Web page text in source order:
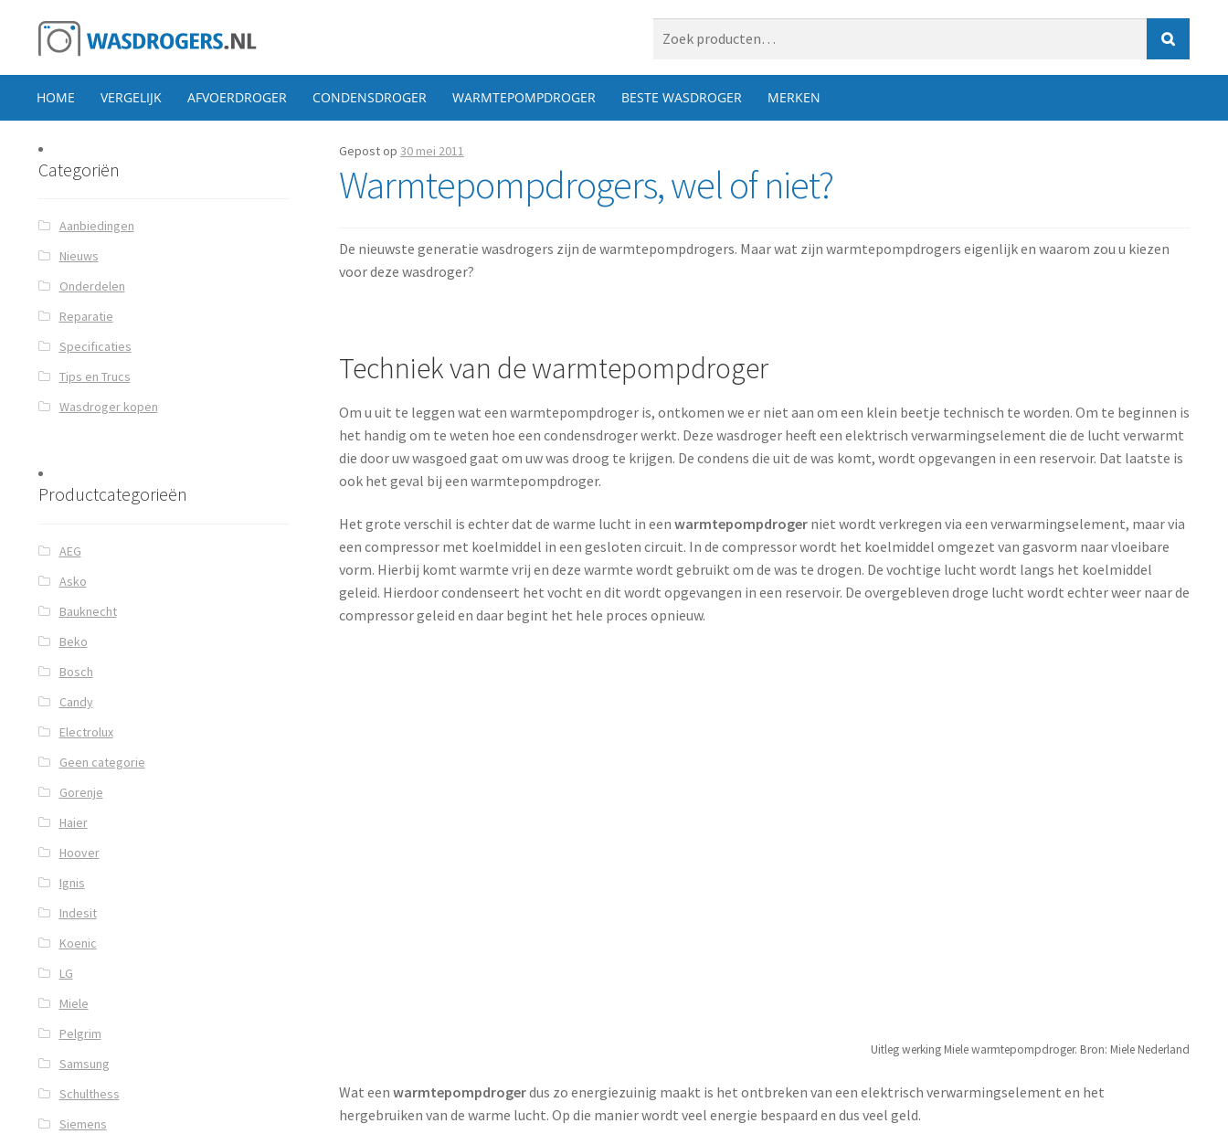
Ga door naar navigatie
Ga direct naar de inhoud  naar: 
HOME VERGELIJK AFVOERDROGER CONDENSDROGER WARMTEPOMPDROGER BESTE WASDROGER MERKEN
Gepost op 30 mei 2011
Warmtepompdrogers, wel of niet?
De nieuwste generatie wasdrogers zijn de warmtepompdrogers. Maar wat zijn warmtepompdrogers eigenlijk en waarom zou u kiezen
voor deze wasdroger?
Techniek van de warmtepompdroger
Om u uit te leggen wat een warmtepompdroger is, ontkomen we er niet aan om een klein beetje technisch te worden. Om te beginnen is
het handig om te weten hoe een condensdroger werkt. Deze wasdroger heeft een elektrisch verwarmingselement die de lucht verwarmt
die door uw wasgoed gaat om uw was droog te krijgen. De condens die uit de was komt, wordt opgevangen in een reservoir. Dat laatste is
ook het geval bij een warmtepompdroger.
Het grote verschil is echter dat de warme lucht in een warmtepompdroger niet wordt verkregen via een verwarmingselement, maar via
een compressor met koelmiddel in een gesloten circuit. In de compressor wordt het koelmiddel omgezet van gasvorm naar vloeibare
vorm. Hierbij komt warmte vrij en deze warmte wordt gebruikt om de was te drogen. De vochtige lucht wordt langs het koelmiddel
geleid. Hierdoor condenseert het vocht en dit wordt opgevangen in een reservoir. De overgebleven droge lucht wordt echter weer naar de
compressor geleid en daar begint het hele proces opnieuw.
Uitleg werking Miele warmtepompdroger. Bron: Miele Nederland
Wat een warmtepompdrogerdus zo energiezuinig maakt is het ontbreken van een elektrisch verwarmingselement en het
hergebruiken van de warme lucht. Op die manier wordt veel energie bespaard en dus veel geld.
Categoriën
Aanbiedingen
Nieuws
Onderdelen
Reparatie
Specificaties
Tips en Trucs
Wasdroger kopen
Productcategorieën
AEG
Asko
Bauknecht
Beko
Bosch
Candy
Electrolux
Geen categorie
Gorenje
Haier
Hoover
Ignis
Indesit
Koenic
LG
Miele
Pelgrim
Samsung
Schulthess
Siemens